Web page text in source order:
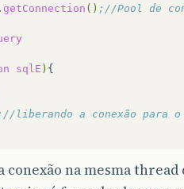
. getConnection () ;//Pool de
sqlE ) {
liberando a conexão para
conexão na mesma thread